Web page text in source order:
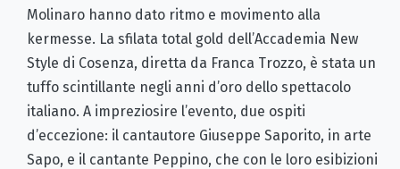
Molinaro hanno dato ritmo e movimento alla
kermesse. La sfilata total gold dell’Accademia New
Style di Cosenza, diretta da Franca Trozzo, è stata un
tuffo scintillante negli anni d’oro dello spettacolo
italiano. A impreziosire l’evento, due ospiti
d’eccezione: il cantautore Giuseppe Saporito, in arte
Sapo, e il cantante Peppino, che con le loro esibizioni